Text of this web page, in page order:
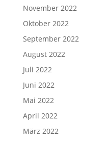
November 2022
Oktober 2022
September 2022
August 2022
Juli 2022
Juni 2022
Mai 2022
April 2022
März 2022